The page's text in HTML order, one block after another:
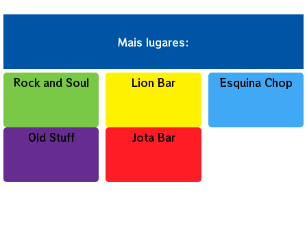
Mais lugares:
Rock and Soul
Old Stuff
Lion Bar
Jota Bar
Esquina Chop